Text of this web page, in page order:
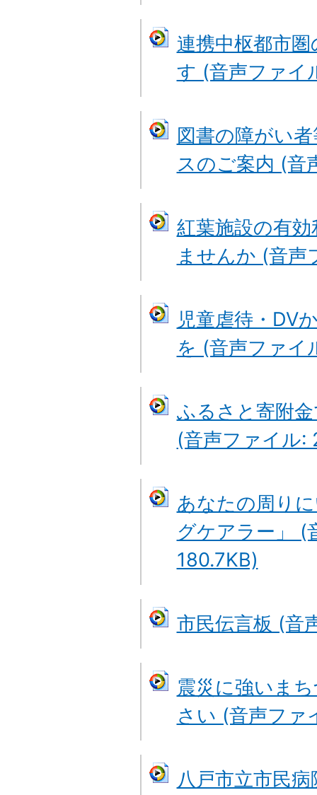
連携中枢都市
す (音声ファイ
図書の障がい
スのご案内 (音
紅葉施設の有
ませんか (音声
児童虐待・DV
を (音声ファイ
ふるさと寄附
(音声ファイル:
あなたの周り
グケアラー」 (
180.7KB)
市民伝言板 (音
震災に強いま
さい (音声ファ
八戸市立市民